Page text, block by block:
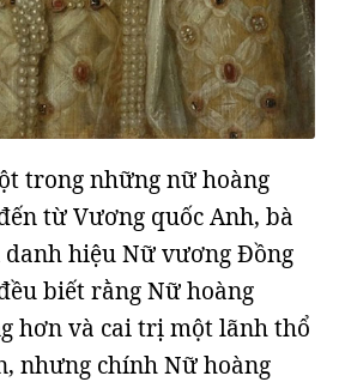
trong những nữ hoàng
từ Vương quốc Anh, bà
hiệu Nữ vương Đồng
biết rằng Nữ hoàng
hơn và cai trị một lãnh thổ
nhưng chính Nữ hoàng